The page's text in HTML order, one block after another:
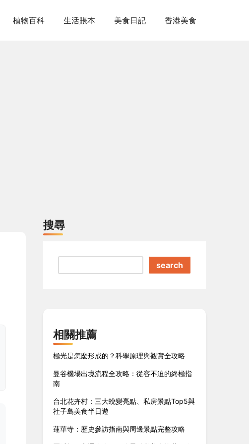
植物百科 生活賬本 美食日記 香港美食
搜尋
search
相關推薦
極光是怎麼形成的？科學原理與觀賞全攻略
曼谷機場出境流程全攻略：從容不迫的終極指
南
台北花卉村：三大蛻變亮點、私房景點Top5與
社子島美食半日遊
蓮華寺：歷史參訪指南與周邊景點完整攻略